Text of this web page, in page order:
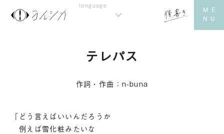
テレパス
作詞・作曲：n-buna
「どう言えばいいんだろうか
例えば雪化粧みたいな